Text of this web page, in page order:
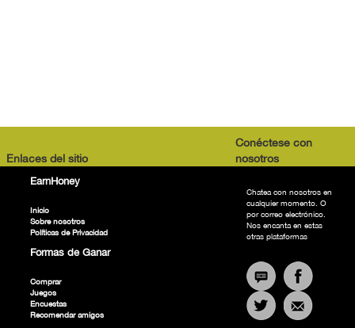
Enlaces del sitio
Conéctese con
nosotros
EarnHoney
Inicio
Sobre nosotros
Políticas de Privacidad
Formas de Ganar
Comprar
Juegos
Encuestas
Recomendar amigos
Chatea con nosotros en
cualquier momento. O
por correo electrónico.
Nos encanta en estas
otras plataformas